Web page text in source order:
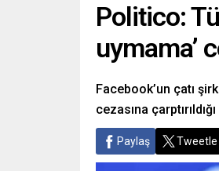
Politico:
uymama’
Facebook’un çatı
cezasına
Paylaş Tweetle